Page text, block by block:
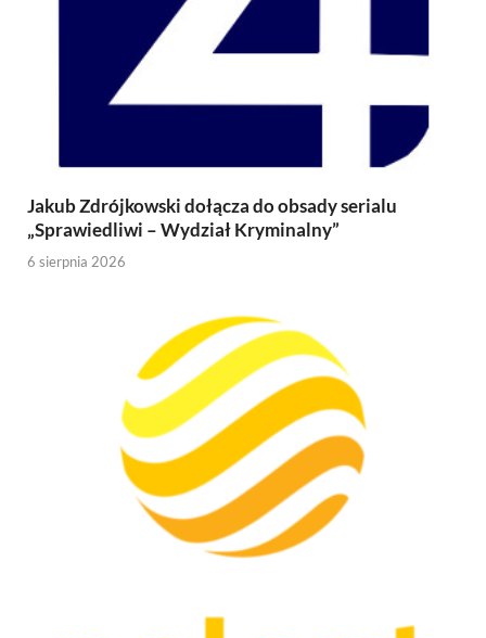
Jakub Zdrójkowski dołącza do obsady serialu
„Sprawiedliwi – Wydział Kryminalny”
6 sierpnia 2026